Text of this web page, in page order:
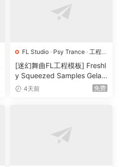
FL Studio · Psy Trance · 工程·
素材
采样
[迷幻舞曲FL工程模板] Freshl
y Squeezed Samples Gelar
di Template Essentials Vol.1
4天前 免费